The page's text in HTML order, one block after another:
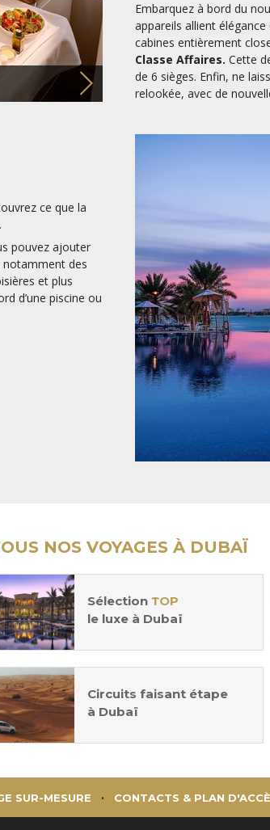
Embarquez à bord du
appareils allient
cabines entièrement
Classe Affaires. Cette
de 6 sièges. Enfin, ne
relookée, avec de
ce que la
pouvez ajouter
notamment des
et plus
d’une piscine ou
NOS VOYAGES À DUBAÏ
SélectionTOP
le luxe à Dubaï
Circuits faisant étape
à Dubaï
SUR-MESURE CONTACTS & PLAN